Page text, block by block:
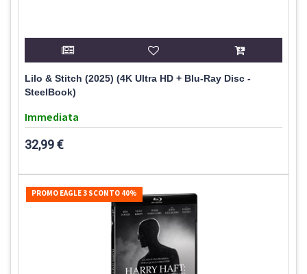
Lilo & Stitch (2025) (4K Ultra HD + Blu-Ray Disc -
SteelBook)
Immediata
32,99 €
PROMO EAGLE 3 SCONTO 40%